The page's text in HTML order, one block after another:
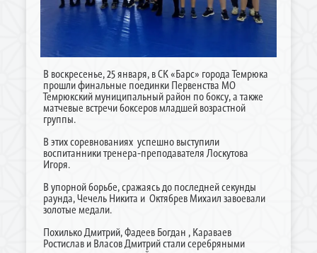
В воскресенье, 25 января, в СК «Барс» города Темрюка
прошли финальные поединки Первенства МО
Темрюкский муниципальный район по боксу, а также
матчевые встречи боксеров младшей возрастной
группы.
В этих соревнованиях успешно выступили
воспитанники тренера-преподавателя Лоскутова
Игоря.
В упорной борьбе, сражаясь до последней секунды
раунда, Чечель Никита и Октябрев Михаил завоевали
золотые медали.
Похилько Дмитрий, Фадеев Богдан , Караваев
Ростислав и Власов Дмитрий стали серебряными